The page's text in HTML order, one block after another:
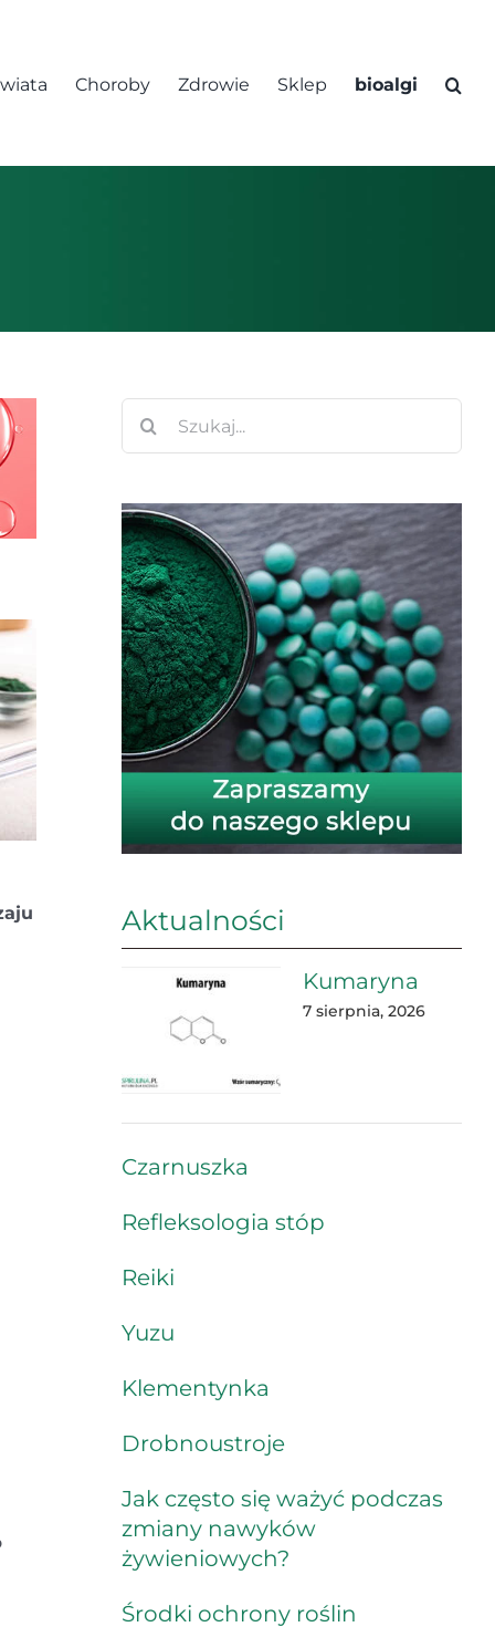
Choroby Zdrowie Sklep bioalgi
Aktualności
Kumaryna
7 sierpnia, 2026
Czarnuszka
Refleksologia stóp
Reiki
Yuzu
Klementynka
Drobnoustroje
Jak często się ważyć podczas
zmiany nawyków
żywieniowych?
Środki ochrony roślin